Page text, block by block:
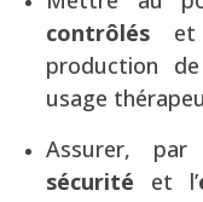
contrôlés
production
usage
Assurer,
sécurité et l’